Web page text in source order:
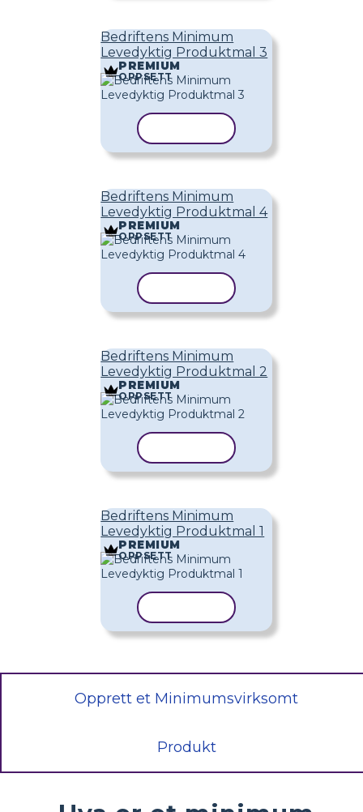
Bedriftens Minimum
Levedyktig Produktmal 3
PREMIUM
OPPSETT
Bedriftens Minimum
Levedyktig Produktmal 4
PREMIUM
OPPSETT
Bedriftens Minimum
Levedyktig Produktmal 2
PREMIUM
OPPSETT
Bedriftens Minimum
Levedyktig Produktmal 1
PREMIUM
OPPSETT
Opprett et Minimumsvirksomt
Produkt